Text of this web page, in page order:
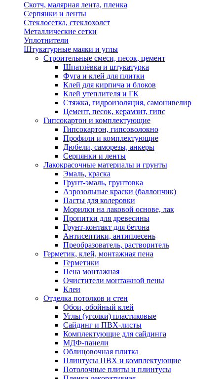
Скотч, малярная лента, пленка
Серпянки и ленты
Стеклосетка, стеклохолст
Металлические сетки
Уплотнители
Штукатурные маяки и углы
Строительные смеси, песок, цемент
Шпатлёвка и штукатурка
Фуга и клей для плитки
Клей для кирпича и блоков
Клей утеплителя и ГК
Стяжка, гидроизоляция, самонивелир
Цемент, песок, керамзит, гипс
Гипсокартон и комплектующие
Гипсокартон, гипсоволокно
Профили и комплектующие
Дюбели, саморезы, анкеры
Серпянки и ленты
Лакокрасочные материалы и грунты
Эмаль, краска
Грунт-эмаль, грунтовка
Аэрозольные краски (баллончик)
Пасты для колеровки
Морилки на лаковой основе, лак
Пропитки для древесины
Грунт-контакт для бетона
Антисептики, антиплесень
Преобразователь, растворитель
Герметик, клей, монтажная пена
Герметики
Пена монтажная
Очистители монтажной пены
Клеи
Отделка потолков и стен
Обои, обойный клей
Углы (уголки) пластиковые
Сайдинг и ПВХ-листы
Комплектующие для сайдинга
МДФ-панели
Облицовочная плитка
Плинтусы ПВХ и комплектующие
Потолочные плиты и плинтусы